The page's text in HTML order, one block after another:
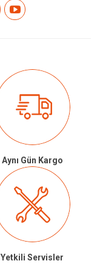
Aynı Gün Kargo
Yetkili Servisler